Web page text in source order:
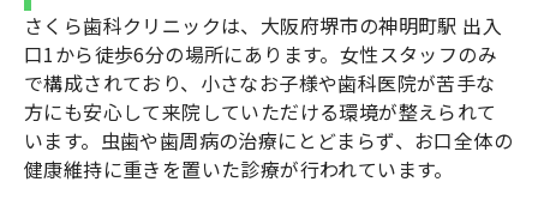
さくら歯科クリニックは、大阪府堺市の神明町駅 出入
口1から徒歩6分の場所にあります。女性スタッフのみ
で構成されており、小さなお子様や歯科医院が苦手な
方にも安心して来院していただける環境が整えられて
います。虫歯や歯周病の治療にとどまらず、お口全体の
健康維持に重きを置いた診療が行われています。